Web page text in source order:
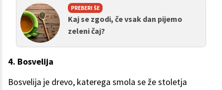
PREBERI ŠE
Kaj se zgodi, če vsak dan pijemo
zeleni čaj?
4. Bosvelija
Bosvelija je drevo, katerega smola se že stoletja